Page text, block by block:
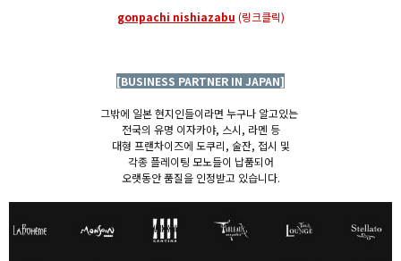
gonpachi nishiazabu (링크클릭)
[BUSINESS PARTNER IN JAPAN]
그밖에 일본 현지인들이라면 누구나 알고있는
전국의 유명 이자카야, 스시, 라멘 등
대형 프랜차이즈에 도쿠리, 술잔, 접시 및
각종 플레이팅 모노들이 납품되어
오랫동안 품질을 인정받고 있습니다.